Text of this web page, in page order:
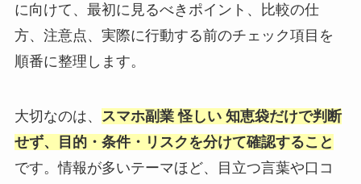
に向けて、最初に見るべきポイント、比較の仕
方、注意点、実際に行動する前のチェック項目を
順番に整理します。
大切なのは、
スマホ副業 怪しい 知恵袋だけで判断
せず、目的・条件・リスクを分けて確認すること
です。情報が多いテーマほど、目立つ言葉や口コ